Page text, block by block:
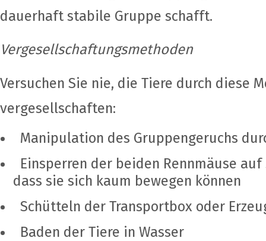
dauerhaft stabile Gruppe schafft.
Vergesellschaftungsmethoden
Versuchen Sie nie, die Tiere durch diese
vergesellschaften:
Manipulation des Gruppengeruchs
Einsperren der beiden Rennmäuse
dass sie sich kaum bewegen können
Schütteln der Transportbox oder
Baden der Tiere in Wasser